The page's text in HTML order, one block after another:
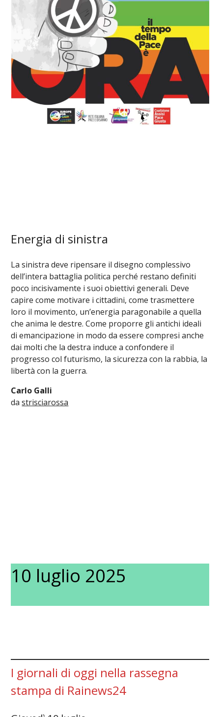
Energia di sinistra
La sinistra deve ripensare il disegno complessivo
dell’intera battaglia politica perché restano definiti
poco incisivamente i suoi obiettivi generali. Deve
capire come motivare i cittadini, come trasmettere
loro il movimento, un’energia paragonabile a quella
che anima le destre. Come proporre gli antichi ideali
di emancipazione in modo da essere compresi anche
dai molti che la destra induce a confondere il
progresso col futurismo, la sicurezza con la rabbia, la
libertà con la guerra.
Carlo Galli
dastrisciarossa
10 luglio 2025
I giornali di oggi nella rassegna
stampa di Rainews24